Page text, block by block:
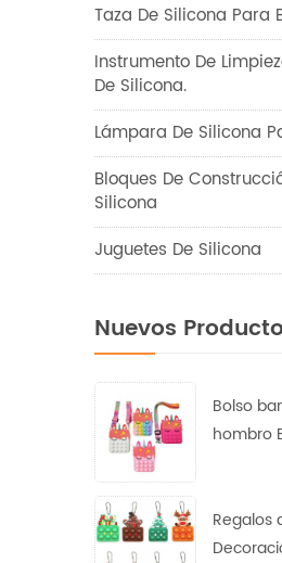
Taza De Silicona Para
Instrumento De
De Silicona.
Lámpara De Silicona
Bloques De
Silicona
Juguetes De Silicona
Nuevos
Bolso
hombro
princesa
Regalos